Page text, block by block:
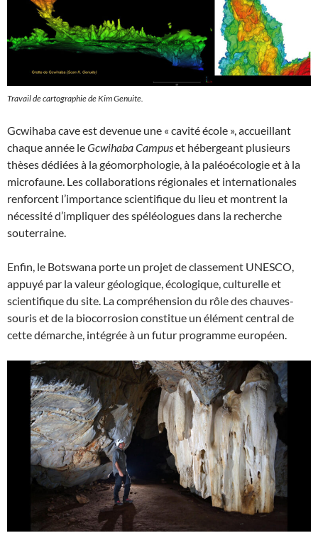
Travail de cartographie de Kim Genuite.
Gcwihaba cave est devenue une « cavité école », accueillant
chaque année leGcwihaba Campuset hébergeant plusieurs
thèses dédiées à la géomorphologie, à la paléoécologie et à la
microfaune. Les collaborations régionales et internationales
renforcent l’importance scientifique du lieu et montrent la
nécessité d’impliquer des spéléologues dans la recherche
souterraine.
Enfin, le Botswana porte un projet de classement UNESCO,
appuyé par la valeur géologique, écologique, culturelle et
scientifique du site. La compréhension du rôle des chauves-
souris et de la biocorrosion constitue un élément central de
cette démarche, intégrée à un futur programme européen.